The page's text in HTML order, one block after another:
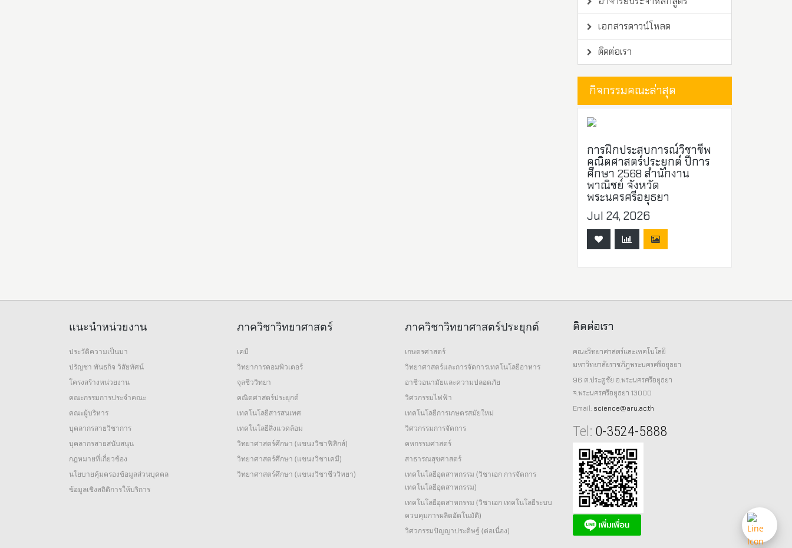
เอกสารดาวน์โหลด
ติดต่อเรา
กิจกรรมคณะล่าสุด
การฝึกประสบการณ์วิชาชีพ
คณิตศาสตร์ประยุกต์ ปีการ
ศึกษา 2568 สำนักงาน
พาณิชย์ จังหวัด
พระนครศรีอยุธยา
Jul 24, 2026
แนะนำหน่วยงาน
ประวัติความเป็นมา
ปรัญชา พันธกิจ วิสัยทัศน์
โครงสร้างหน่วยงาน
คณะกรรมการประจำคณะ
คณะผู้บริหาร
บุคลากรสายวิชาการ
บุคลากรสายสนับสนุน
กฎหมายที่เกี่ยวข้อง
นโยบายคุ้มครองข้อมูลส่วนบุคคล
ข้อมูลเชิงสถิติการให้บริการ
ภาควิชาวิทยาศาสตร์
เคมี
วิทยาการคอมพิวเตอร์
จุลชีววิทยา
คณิตศาสตร์ประยุกต์
เทคโนโลยีสารสนเทศ
เทคโนโลยีสิ่งแวดล้อม
วิทยาศาสตร์ศึกษา (แขนงวิชาฟิสิกส์)
วิทยาศาสตร์ศึกษา (แขนงวิชาเคมี)
วิทยาศาสตร์ศึกษา (แขนงวิชาชีววิทยา)
ภาควิชาวิทยาศาสตร์ประยุกต์
เกษตรศาสตร์
วิทยาศาสตร์และการจัดการเทคโนโลยีอาหาร
อาชีวอนามัยและความปลอดภัย
วิศวกรรมไฟฟ้า
เทคโนโลยีการเกษตรสมัยใหม่
วิศวกรรมการจัดการ
คหกรรมศาสตร์
สาธารณสุขศาสตร์
เทคโนโลยีอุตสาหกรรม (วิชาเอก การจัดการ
เทคโนโลยีอุตสาหกรรม)
เทคโนโลยีอุตสาหกรรม (วิชาเอก เทคโนโลยีระบบ
ควบคุมการผลิตอัตโนมัติ)
วิศวกรรมปัญญาประดิษฐ์ (ต่อเนื่อง)
ติดต่อเรา
คณะวิทยาศาสตร์และเทคโนโลยี
มหาวิทยาลัยราชภัฏพระนครศรีอยุธยา
96 ต.ประตูชัย อ.พระนครศรีอยุธยา
จ.พระนครศรีอยุธยา 13000
Email: science@aru.ac.th
Tel: 0-3524-5888